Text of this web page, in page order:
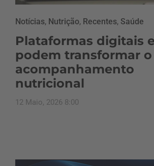
Notícias, Nutrição, Recentes, Saúde
Plataformas digitais
podem transformar o
acompanhamento
nutricional
12 Maio, 2026 8:00